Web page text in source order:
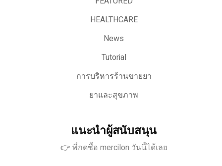
HEALTHCARE
News
Tutorial
การบริหารร้านขายยา
ยาและสุขภาพ
แนะนำผู้สนับสนุน
👉 พี่กดซื้อ mercilon วันนี้ได้เลย